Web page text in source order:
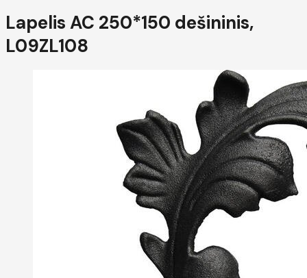
Lapelis AC 250*150 dešininis,
L09ZL108